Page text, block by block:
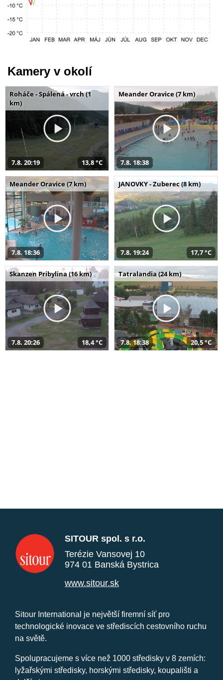
Kamery v okolí
Roháče - Spálená - vrch (1
km)
7.8. 20:19 13,8 °C
Meander Oravice (7 km)
7.8. 18:38
Meander Oravice (7 km)
7.8. 18:36
JANOVKY - Zuberec (8 km)
7.8. 19:24 17,7 °C
Skanzen Pribylina (16 km)
7.8. 20:26 18,4 °C
Tatralandia (24 km)
7.8. 18:38 20,5 °C
SITOUR spol. s r.o.
Terézie Vansovej 10
974 01 Banská Bystrica
www.sitour.sk
Sitour International je největší firemní síť pro
technologické inovace ve střediscích cestovního ruchu
na světě.
Spolupracujeme s více než 1000 středisky v 8 zemích:
lyžařskými středisky, horskými středisky, koupališti a